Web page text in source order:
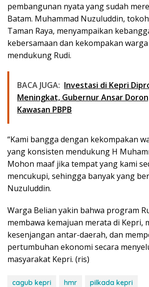
pembangunan nyata yang sudah
Batam. Muhammad Nuzuluddin,
Taman Raya, menyampaikan
kebersamaan dan kekompakan
mendukung Rudi.
BACA JUGA: Investasi di Kepri
Meningkat, Gubernur Ansar
Kawasan PBPB
“Kami bangga dengan kekompakan
yang konsisten mendukung H
Mohon maaf jika tempat yang kami
mencukupi, sehingga banyak yang
Nuzuluddin.
Warga Belian yakin bahwa program
membawa kemajuan merata di Kepri,
kesenjangan antar-daerah, dan
pertumbuhan ekonomi secara
masyarakat Kepri. (ris)
cagub kepri hmr pilkada kepri